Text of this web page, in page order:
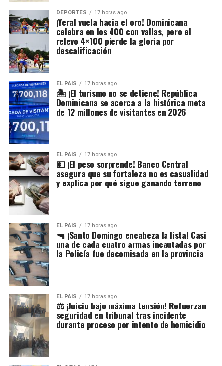
DEPORTES 17 horas ago
¡Yeral vuela hacia el oro! Dominicana
celebra en los 400 con vallas, pero el
relevo 4×100 pierde la gloria por
descalificación
EL PAIS 17 horas ago
🏝️ ¡El turismo no se detiene! República
Dominicana se acerca a la histórica meta
de 12 millones de visitantes en 2026
EL PAIS 17 horas ago
💵 ¡El peso sorprende! Banco Central
asegura que su fortaleza no es casualidad
y explica por qué sigue ganando terreno
EL PAIS 17 horas ago
🔫 ¡Santo Domingo encabeza la lista! Casi
una de cada cuatro armas incautadas por
la Policía fue decomisada en la provincia
EL PAIS 17 horas ago
⚖️ ¡Juicio bajo máxima tensión! Refuerzan
seguridad en tribunal tras incidente
durante proceso por intento de homicidio